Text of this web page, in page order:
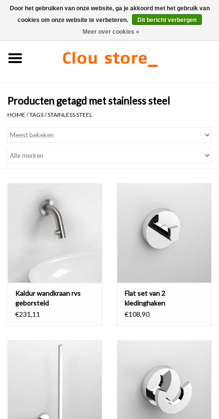
0 Artikelen - €0,00
Fonteinsets
Toiletten
Kranen & afvoeren
Badkamer accessoires
reserveonderdelen
Producten getagd met stainless steel
HOME /TAGS/STAINLESS STEEL
Kaldur wandkraan rvs
geborsteld
€231,11
Flat set van 2
kledinghaken
€108,90
Door het gebruiken van onze website, ga je akkoord met het gebruik van
cookies om onze website te verbeteren.
Dit bericht verbergen
Meer over cookies »